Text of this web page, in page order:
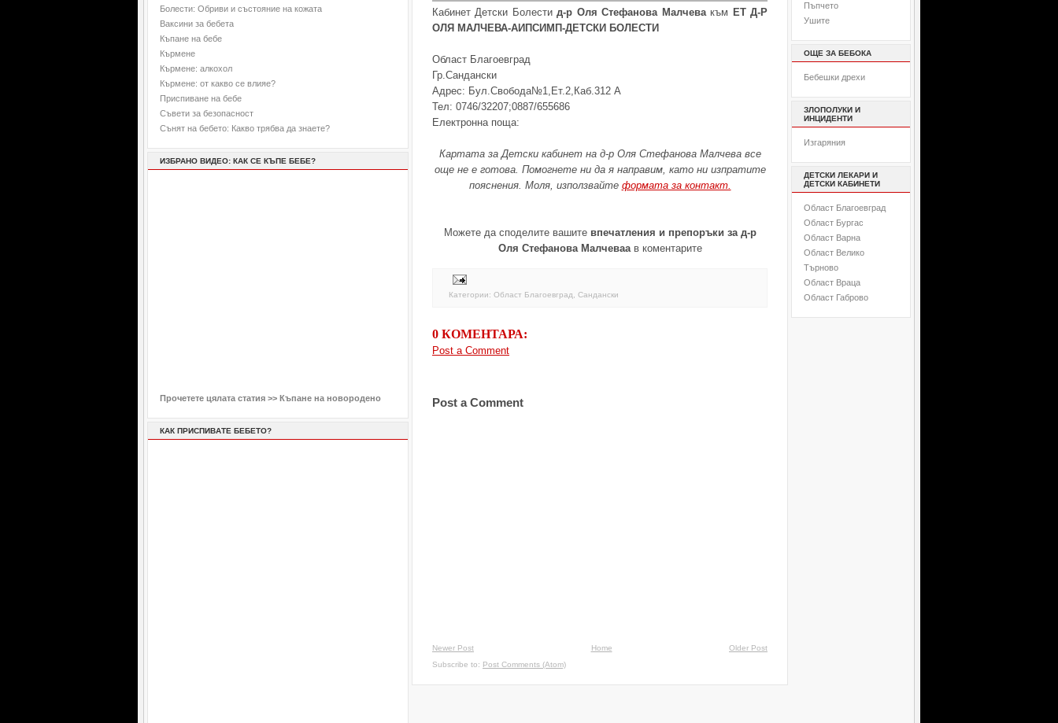
Болести: Обриви и състояние на кожата
Ваксини за бебета
Къпане на бебе
Кърмене
Кърмене: алкохол
Кърмене: от какво се влияе?
Приспиване на бебе
Съвети за безопасност
Сънят на бебето: Какво трябва да знаете?
ИЗБРАНО ВИДЕО: КАК СЕ КЪПЕ БЕБЕ?
Прочетете цялата статия >> Къпане на новородено
КАК ПРИСПИВАТЕ БЕБЕТО?
Кабинет Детски Болестид-р Оля Стефанова Малчева към ЕТ Д-Р
ОЛЯ МАЛЧЕВА-АИПСИМП-ДЕТСКИ БОЛЕСТИ
Област Благоевград
Гр.Сандански
Адрес: Бул.Свобода№1,Ет.2,Каб.312 А
Тел: 0746/32207;0887/655686
Електронна поща:
Картата за Детски кабинет на д-р Оля Стефанова Малчева все
още не е готова. Помогнете ни да я направим, като ни изпратите
пояснения. Моля, използвайте формата за контакт.
Можете да споделите вашите впечатления и препоръки за д-р
Оля Стефанова Малчеваав коментарите
Категории: Област Благоевград Сандански
0 КОМЕНТАРА:
Post a Comment
Post a Comment
Newer Post Older Post
Home
Subscribe to: Post Comments (Atom)
Пъпчето
Ушите
ОЩЕ ЗА БЕБОКА
Бебешки дрехи
ЗЛОПОЛУКИ И
ИНЦИДЕНТИ
Изгаряния
ДЕТСКИ ЛЕКАРИ И
ДЕТСКИ КАБИНЕТИ
Област Благоевград
Област Бургас
Област Варна
Област Велико
Търново
Област Враца
Област Габрово